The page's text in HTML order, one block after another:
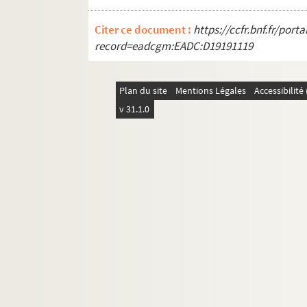
Citer ce document : https://ccfr.bnf.fr/
record=eadcgm:EADC:D19191119
Plan du site Mentions Légales
v 31.1.0